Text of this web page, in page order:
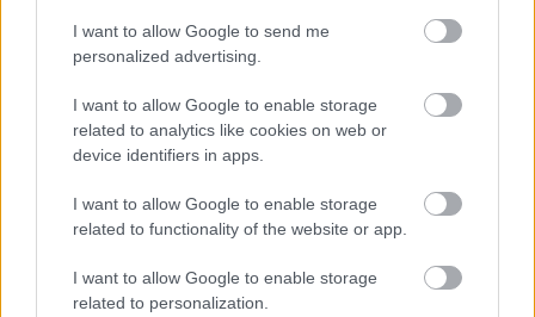
I want to allow Google to send me
personalized advertising.
I want to allow Google to enable storage
related to analytics like cookies on web or
device identifiers in apps.
I want to allow Google to enable storage
related to functionality of the website or app.
I want to allow Google to enable storage
related to personalization.
Elflock játékmenete
| 2024.12.28 11:41